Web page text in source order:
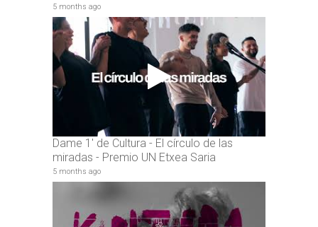
5 months ago
Dame 1' de Cultura - El círculo de las
miradas - Premio UN Etxea Saria
5 months ago